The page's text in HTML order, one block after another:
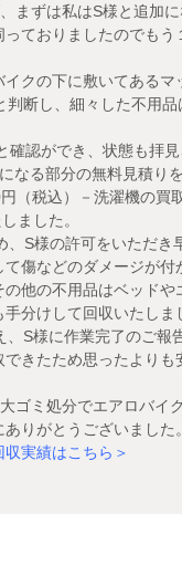
まずは私はS様と追加
ておりましたのでもう
クの下に敷いてあるマ
断し、細々した不用
認ができ、状態も拝
る部分の無料見積り
税込）－洗濯機の買取
ました。
S様の許可をいただき
傷などのダメージが付
他の不用品はベッド
分けして回収いたしま
S様に作業完了のご報
きたため思ったより
ゴミ処分でエアロバイ
りがとうございました。
実績はこちら＞